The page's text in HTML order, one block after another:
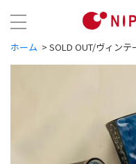
ホーム > SOLD OUT/ヴィン